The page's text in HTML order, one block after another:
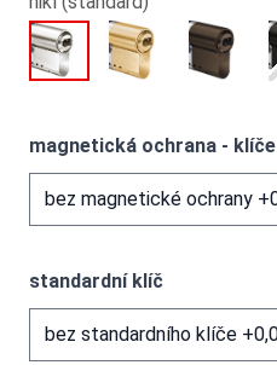
magnetická ochrana - klíče
standardní klíč